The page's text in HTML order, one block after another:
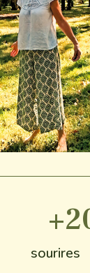
+
sourires